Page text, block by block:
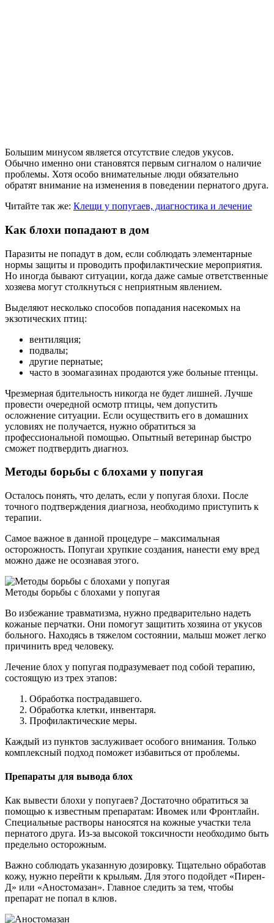
Большим минусом является отсутствие следов укусов.
Обычно именно они становятся первым сигналом о наличие
проблемы. Хотя особо внимательные люди обязательно
обратят внимание на изменения в поведении пернатого друга.
Читайте так же: Клещи у попугаев, диагностика и лечение
Как блохи попадают в дом
Паразиты не попадут в дом, если соблюдать элементарные
нормы защиты и проводить профилактические мероприятия.
Но иногда бывают ситуации, когда даже самые ответственные
хозяева могут столкнуться с неприятным явлением.
Выделяют несколько способов попадания насекомых на
экзотических птиц:
вентиляция;
подвалы;
другие пернатые;
часто в зоомагазинах продаются уже больные птенцы.
Чрезмерная бдительность никогда не будет лишней. Лучше
провести очередной осмотр птицы, чем допустить
осложнение ситуации. Если осуществить его в домашних
условиях не получается, нужно обратиться за
профессиональной помощью. Опытный ветеринар быстро
сможет подтвердить диагноз.
Методы борьбы с блохами у попугая
Осталось понять, что делать, если у попугая блохи. После
точного подтверждения диагноза, необходимо приступить к
терапии.
Самое важное в данной процедуре – максимальная
осторожность. Попугаи хрупкие создания, нанести ему вред
можно даже не осознавая этого.
Методы борьбы с блохами у попугая
Во избежание травматизма, нужно предварительно надеть
кожаные перчатки. Они помогут защитить хозяина от укусов
больного. Находясь в тяжелом состоянии, малыш может легко
причинить вред человеку.
Лечение блох у попугая подразумевает под собой терапию,
состоящую из трех этапов:
Обработка пострадавшего.
Обработка клетки, инвентаря.
Профилактические меры.
Каждый из пунктов заслуживает особого внимания. Только
комплексный подход поможет избавиться от проблемы.
Препараты для вывода блох
Как вывести блохи у попугаев? Достаточно обратиться за
помощью к известным препаратам: Ивомек или Фронтлайн.
Специальные растворы наносятся на кожные участки тела
пернатого друга. Из-за высокой токсичности необходимо быть
предельно осторожным.
Важно соблюдать указанную дозировку. Тщательно обработав
кожу, нужно перейти к крыльям. Для этого подойдет «Пирен-
Д» или «Аностомазан». Главное следить за тем, чтобы
препарат не попал в клюв.